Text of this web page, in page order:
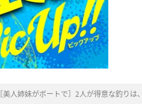
［美人姉妹がボートで］2人が得意な釣り